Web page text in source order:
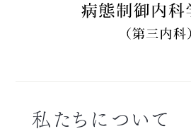
私たちについて